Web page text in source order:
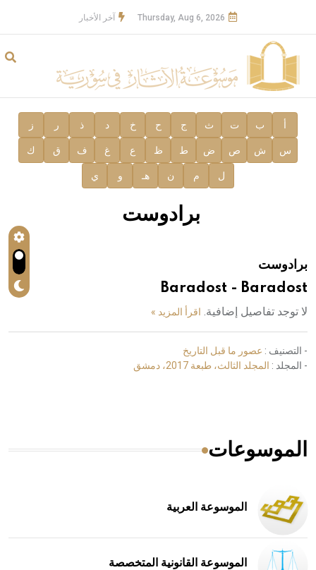
Thursday, Aug 6, 2026 آخر الأخبار
أ ب ت ث ج ح خ د ذ ر ز
س ش ص ض ط ظ ع غ ف ق ك
ل م ن هـ و ي
برادوست
برادوست
Baradost - Baradost
لا توجد تفاصيل إضافية. اقرأ المزيد »
- التصنيف : عصور ما قبل التاريخ
- المجلد : المجلد الثالث، طبعة 2017، دمشق
الموسوعات
الموسوعة العربية
الموسوعة القانونية المتخصصة